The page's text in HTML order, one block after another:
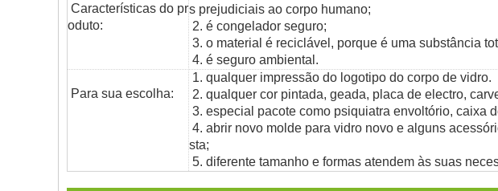
Características do pr
oduto:
s prejudiciais ao corpo humano;
2. é congelador seguro;
3. o material é reciclável, porque é uma substância
4. é seguro ambiental.
Para sua escolha:
1. qualquer impressão do logotipo do corpo de vidro.
2. qualquer cor pintada, geada, placa de electro,
3. especial pacote como psiquiatra envoltório, caixa
4. abrir novo molde para vidro novo e alguns
sta;
5. diferente tamanho e formas atendem às suas